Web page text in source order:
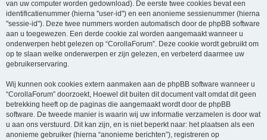
van uw computer worden gedownload). De eerste twee cookies bevat een
identificatienummer (hierna "user-id") en een anonieme sessienummer (hierna
"sessie-id"). Deze twee nummers worden automatisch door de phpBB software
aan u toegewezen. Een derde cookie zal worden aangemaakt wanneer u
onderwerpen hebt gelezen op “CorollaForum”. Deze cookie wordt gebruikt om
op te slaan welke onderwerpen er zijn gelezen, en verbeterd daarmee uw
gebruikerservaring.
Wij kunnen ook cookies extern aanmaken aan de phpBB software wanneer u
“CorollaForum” doorzoekt, Hoewel dit buiten dit document valt omdat dit geen
betrekking heeft op de paginas die aangemaakt wordt door de phpBB
software. De tweede manier is waarin wij uw informatie verzamelen is door wat
u aan ons verstuurd. Dit kan zijn, en is niet beperkt naar: het plaatsen als een
anonieme gebruiker (hierna “anonieme berichten”), registreren op